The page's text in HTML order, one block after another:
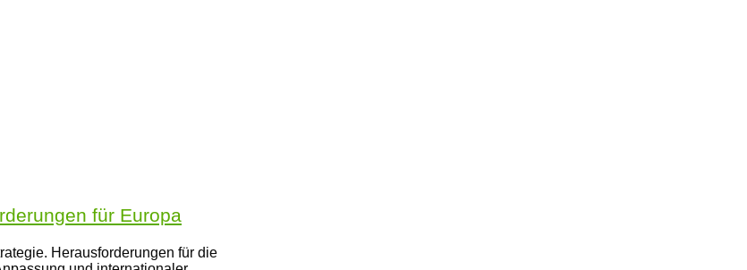
für Europa
Herausforderungen für die